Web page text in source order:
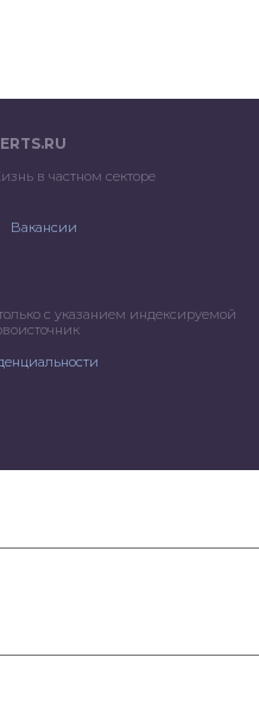
в частном секторе
Вакансии
с указанием индексируемой